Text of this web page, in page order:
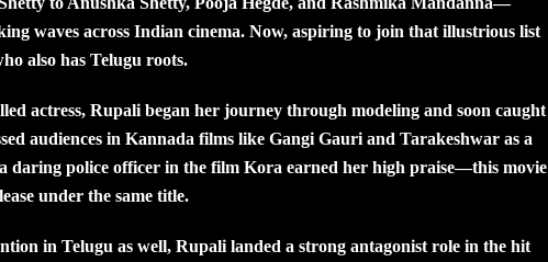
waves across Indian cinema. Now, aspiring to join that illustrious list
also has Telugu roots.
actress, Rupali began her journey through modeling and soon caught
audiences in Kannada films like Gangi Gauri and Tarakeshwar as a
daring police officer in the film Kora earned her high praise—this movie
under the same title.
in Telugu as well, Rupali landed a strong antagonist role in the hit